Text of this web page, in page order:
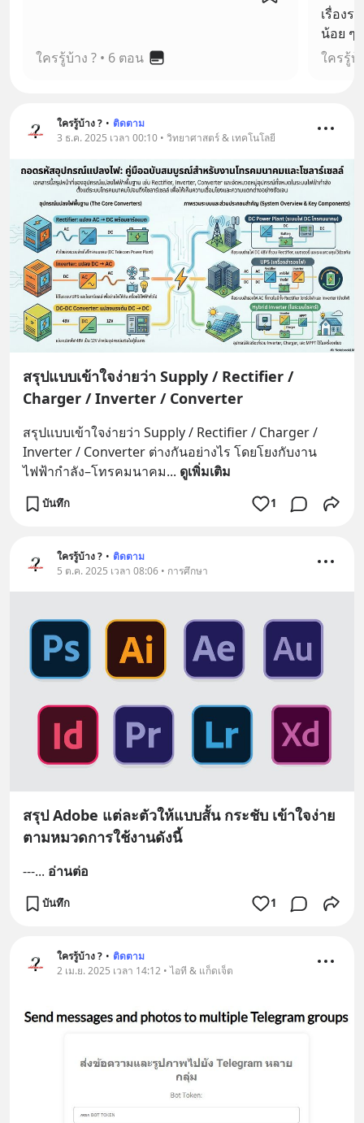
ใครรู้บ้าง ? • 6 ตอน
เรื่องร
น้อย ๆ
รส่วนห
ใครรู้บ้
ใครรู้บ้าง ? • ติดตาม
3 ธ.ค. 2025 เวลา 00:10 • วิทยาศาสตร์ & เทคโนโลยี
สรุปแบบเข้าใจง่ายว่า Supply / Rectifier /
Charger / Inverter / Converter
สรุปแบบเข้าใจง่ายว่า Supply / Rectifier / Charger /
Inverter / Converter ต่างกันอย่างไร โดยโยงกับงาน
ไฟฟ้ากำลัง–โทรคมนาคม... ดูเพิ่มเติม
บันทึก 1
ใครรู้บ้าง ? • ติดตาม
5 ต.ค. 2025 เวลา 08:06 • การศึกษา
สรุป Adobe แต่ละตัวให้แบบสั้น กระชับ เข้าใจง่าย
ตามหมวดการใช้งานดังนี้
---... อ่านต่อ
บันทึก 1
ใครรู้บ้าง ? • ติดตาม
2 เม.ย. 2025 เวลา 14:12 • ไอที & แก็ดเจ็ต